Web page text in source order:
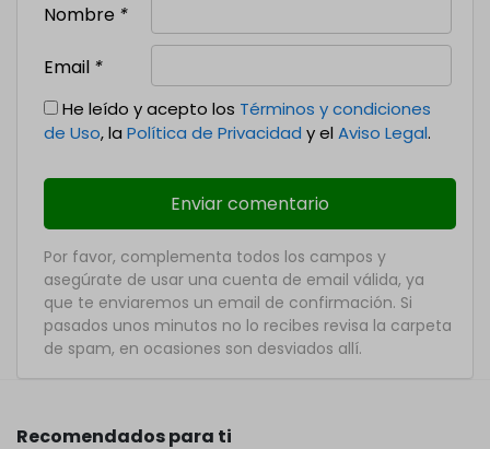
Nombre *
Email *
He leído y acepto los Términos y condiciones
de Uso, la Política de Privacidad y el Aviso Legal.
Por favor, complementa todos los campos y
asegúrate de usar una cuenta de email válida, ya
que te enviaremos un email de confirmación. Si
pasados unos minutos no lo recibes revisa la carpeta
de spam, en ocasiones son desviados allí.
Recomendados para ti